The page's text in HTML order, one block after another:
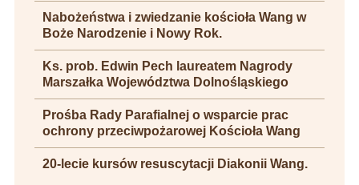
Nabożeństwa i zwiedzanie kościoła Wang w
Boże Narodzenie i Nowy Rok.
Ks. prob. Edwin Pech laureatem Nagrody
Marszałka Województwa Dolnośląskiego
Prośba Rady Parafialnej o wsparcie prac
ochrony przeciwpożarowej Kościoła Wang
20-lecie kursów resuscytacji Diakonii Wang.